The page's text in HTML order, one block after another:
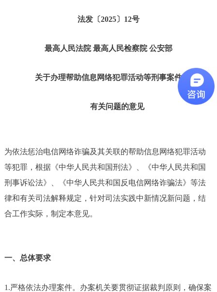
法发〔2025〕12号
最高人民法院 最高人民检察院 公安部
关于办理帮助信息网络犯罪活动等刑事案件
有关问题的意见
为依法惩治电信网络诈骗及其关联的帮助信息网络犯罪活动
等犯罪，根据《中华人民共和国刑法》、《中华人民共和国
刑事诉讼法》、《中华人民共和国反电信网络诈骗法》等法
律和有关司法解释规定，针对司法实践中新情况新问题，结
合工作实际，制定本意见。
一、总体要求
1.严格依法办理案件。办案机关要贯彻证据裁判原则，确保案